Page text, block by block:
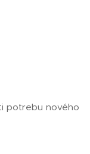
potrebu nového